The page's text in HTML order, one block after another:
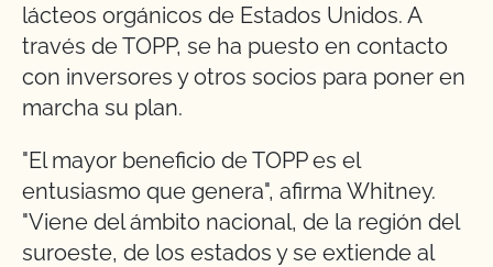
lácteos orgánicos de Estados Unidos. A
través de TOPP, se ha puesto en contacto
con inversores y otros socios para poner en
marcha su plan.
"El mayor beneficio de TOPP es el
entusiasmo que genera", afirma Whitney.
"Viene del ámbito nacional, de la región del
suroeste, de los estados y se extiende al